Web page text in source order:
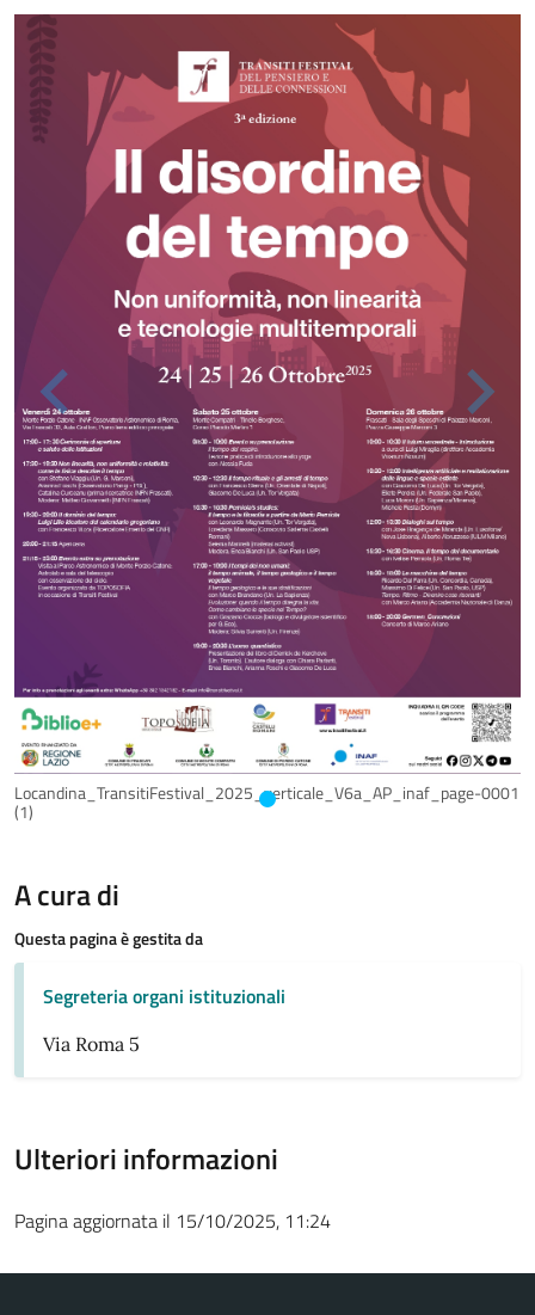
Locandina_TransitiFestival_2025_verticale_V6a_AP_inaf_page-0001
(1)
A cura di
Questa pagina è gestita da
Segreteria organi istituzionali
Via Roma 5
Ulteriori informazioni
Pagina aggiornata il 15/10/2025, 11:24